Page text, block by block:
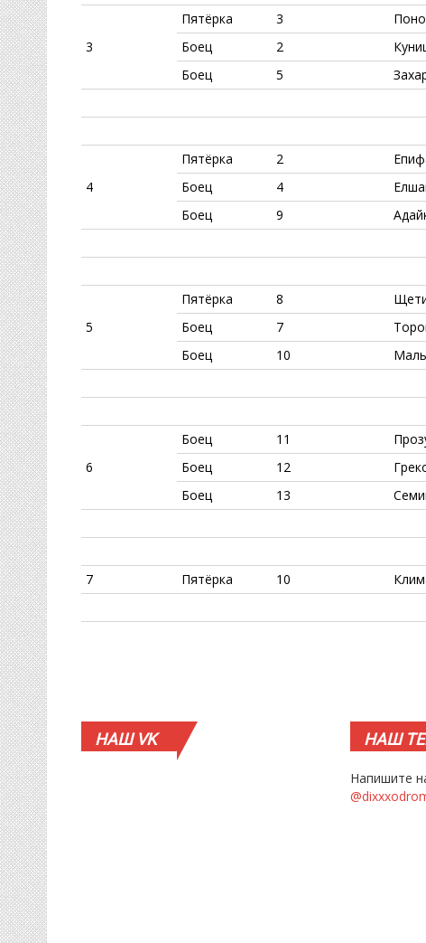
3
Пятёрка 3
Боец
2
Боец
5
4
Пятёрка 2
Боец
4
Боец
9
5
Пятёрка 8
Боец
7
Боец
10
6
Боец 11
Боец
12
Боец
13
7 Пятёрка 10
НАШVK НАШ
Напишите